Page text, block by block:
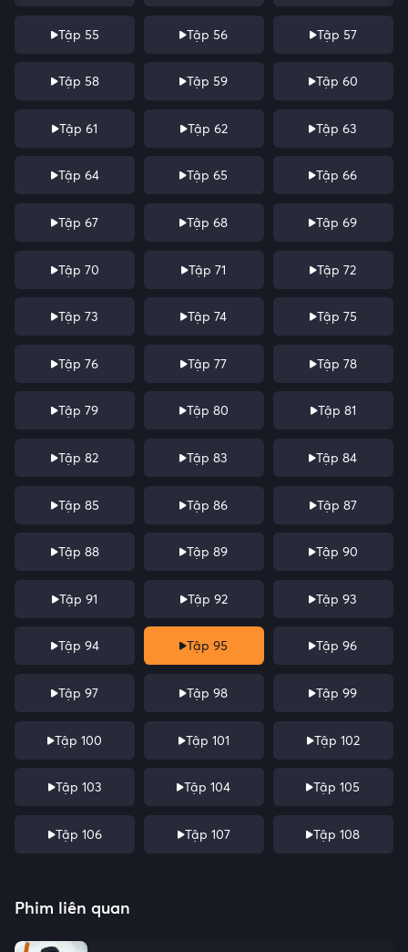
Tập 55 Tập 56 Tập 57
Tập 58 Tập 59 Tập 60
Tập 61 Tập 62 Tập 63
Tập 64 Tập 65 Tập 66
Tập 67 Tập 68 Tập 69
Tập 70 Tập 71 Tập 72
Tập 73 Tập 74 Tập 75
Tập 76 Tập 77 Tập 78
Tập 79 Tập 80 Tập 81
Tập 82 Tập 83 Tập 84
Tập 85 Tập 86 Tập 87
Tập 88 Tập 89 Tập 90
Tập 91 Tập 92 Tập 93
Tập 94 Tập 95 Tập 96
Tập 97 Tập 98 Tập 99
Tập 100 Tập 101 Tập 102
Tập 103 Tập 104 Tập 105
Tập 106 Tập 107 Tập 108
Phim liên quan